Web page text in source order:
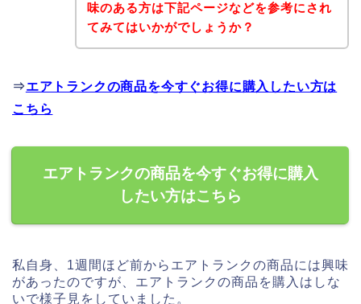
味のある方は下記ページなどを参考にされ
てみてはいかがでしょうか？
⇒エアトランクの商品を今すぐお得に購入したい方は
こちら
エアトランクの商品を今すぐお得に購入
したい方はこちら
私自身、1週間ほど前からエアトランクの商品には興味
があったのですが、エアトランクの商品を購入はしな
いで様子見をしていました。